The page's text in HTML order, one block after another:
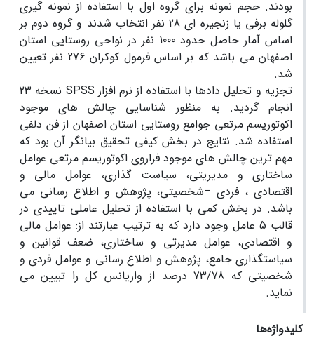
بودند. حجم نمونه برای گروه اول با استفاده از نمونه گیری
گلوله برفی یا زنجیره ای 28 نفر انتخاب شدند و گروه دوم بر
اساس آمار حاصل حدود 1000 نفر در نواحی روستایی استان
اصفهان می باشد که بر اساس فرمول کوکران 276 نفر تعیین
شد.
تجزیه و تحلیل دادها با استفاده از نرم افزار SPSS نسخه 23
انجام گردید. به منظور شناسایی چالش های موجود
اکوتوریسم مرتعی جوامع روستایی استان اصفهان از فن دلفی
استفاده شد. نتایج در بخش کیفی تحقیق بیانگر آن بود که
مهم ترین چالش های موجود فراروی اکوتوریسم مرتعی عوامل
ساختاری و مدیریتی، سیاست گذاری، عوامل مالی و
اقتصادی ، فردی –شخصیتی، پژوهش و اطلاع رسانی می
باشد. در بخش کمی با استفاده از تحلیل عاملی تاییدی در
قالب 5 عامل وجود دارد که به ترتیب عبارتند از: عوامل مالی
و اقتصادی، عوامل مدیرتی و ساختاری، ضعف قوانین و
سیاستگذاری جامع، پژوهش و اطلاع رسانی و عوامل فردی و
شخصیتی که 73/78 درصد از واریانس کل را تبیین می
نماید.
کلیدواژه‌ها